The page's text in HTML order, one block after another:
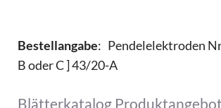
Bestellangabe: Pendelelektroden
B oder C ] 43/20-A
Blätterkatalog Produktangebot